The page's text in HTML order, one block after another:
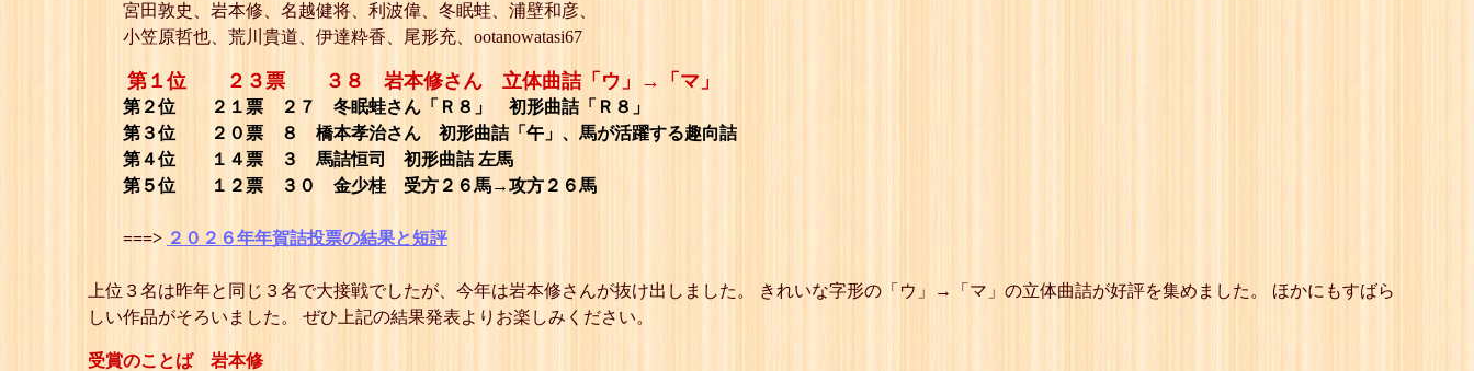
宮田敦史、岩本修、名越健将、利波偉、冬眠蛙、浦壁和彦、
小笠原哲也、荒川貴道、伊達粋香、尾形充、ootanowatasi67
第１位 ２３票 ３８ 岩本修さん 立体曲詰「ウ」→「マ」
第２位 ２１票 ２７ 冬眠蛙さん「Ｒ８」 初形曲詰「Ｒ８」
第３位 ２０票 ８ 橋本孝治さん 初形曲詰「午」、馬が活躍する趣向詰
第４位 １４票 ３ 馬詰恒司 初形曲詰 左馬
第５位 １２票 ３０ 金少桂 受方２６馬→攻方２６馬
===> ２０２６年年賀詰投票の結果と短評
上位３名は昨年と同じ３名で大接戦でしたが、今年は岩本修さんが抜け出しました。 きれいな字形の「ウ」→「マ」の立体曲詰が好評を集めました。 ほかにもすばら
しい作品がそろいました。 ぜひ上記の結果発表よりお楽しみください。
受賞のことば 岩本修